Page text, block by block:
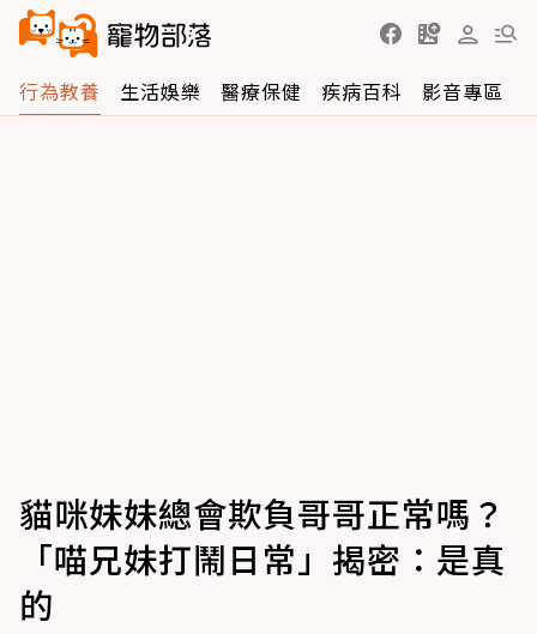
行為教養 生活娛樂 醫療保健 疾病百科 影音專區
貓咪妹妹總會欺負哥哥正常嗎？
「喵兄妹打鬧日常」揭密：是真
的